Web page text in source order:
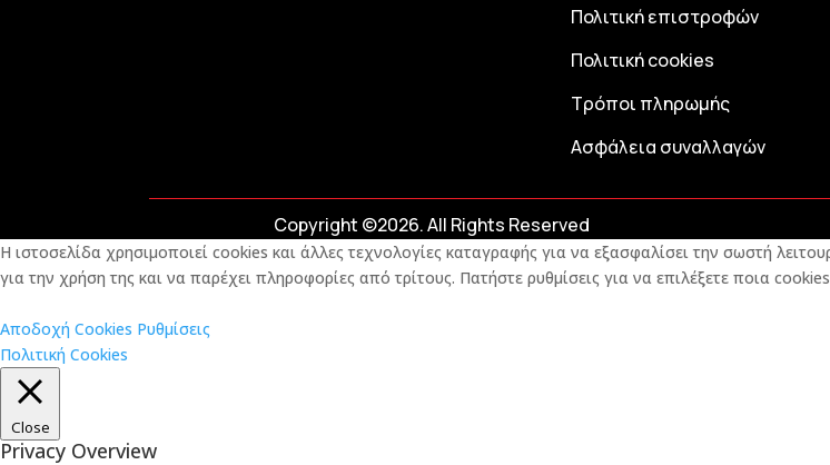
Πολιτική επιστροφών
Πολιτική cookies
Τρόποι πληρωμής
Ασφάλεια συναλλαγών
Copyright ©2026. All Rights Reserved
Η ιστοσελίδα χρησιμοποιεί cookies και άλλες τεχνολογίες καταγραφής για να εξασφαλίσει την σωστή
για την χρήση της και να παρέχει πληροφορίες από τρίτους. Πατήστε ρυθμίσεις για να επιλέξετε ποια
Αποδοχή Cookies Ρυθμίσεις
Πολιτική Cookies
Close
Privacy Overview